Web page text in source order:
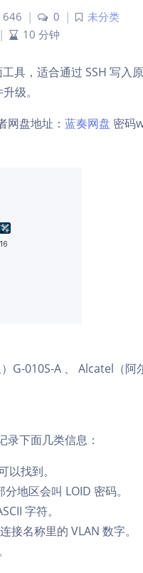
646 | 0 |
未分类
| 10 分钟
具，适合通过 SSH 写入
级。
网盘地址： 蓝奏网盘 密码
G-010S-A 、 Alcatel（阿
下面几类信息：
以找到。
地区会叫 LOID 密码。
字符。
接名称里的 VLAN 数字。